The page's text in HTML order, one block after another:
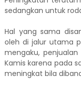
sedangkan untuk
Hal yang sama
oleh di jalur utama
mengaku,
Kamis karena pada
meningkat bila